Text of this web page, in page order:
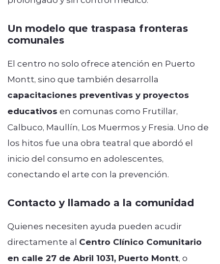
Un modelo que traspasa fronteras
comunales
El centro no solo ofrece atención en Puerto
Montt, sino que también desarrolla
capacitaciones preventivas y proyectos
educativos en comunas como Frutillar,
Calbuco, Maullín, Los Muermos y Fresia. Uno de
los hitos fue una obra teatral que abordó el
inicio del consumo en adolescentes,
conectando el arte con la prevención.
Contacto y llamado a la comunidad
Quienes necesiten ayuda pueden acudir
directamente al Centro Clínico Comunitario
en calle 27 de Abril 1031, Puerto Montt, o